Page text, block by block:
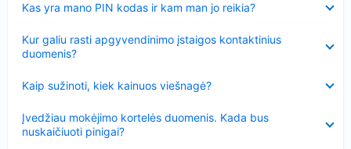
Kas yra mano PIN kodas ir kam man jo reikia?
Kur galiu rasti apgyvendinimo įstaigos kontaktinius
duomenis?
Kaip sužinoti, kiek kainuos viešnagė?
Įvedžiau mokėjimo kortelės duomenis. Kada bus
nuskaičiuoti pinigai?